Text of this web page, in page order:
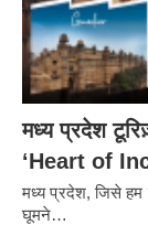
मध्य प्रदेश
‘Heart of
मध्य प्रदेश, जिसे
घूमने…